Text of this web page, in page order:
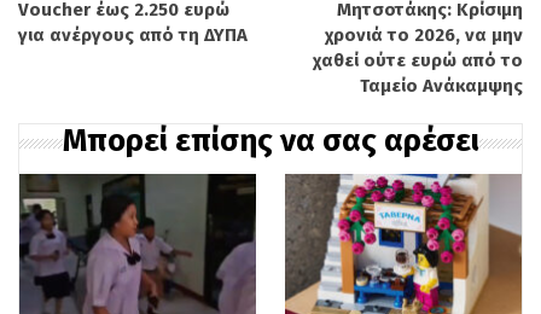
Το διάταγμα ακολουθεί απόφαση
ομοσπονδιακού Ανωτάτου
Δικαστηρίου το 2024, με την οποία
επιτράπηκε σε δήμους να θέτουν εκτός
νόμου κατασκηνώσεις αστέγων. Η
συλλογικότητα Εθνική Συμμαχία για τους
Άστεγους (National Coalition for the
Voucher έως 2.250 ευρώ
για ανέργους από τη ΔΥΠΑ
Μητσοτάκης: Κρίσιμη
χρονιά το 2026, να μην
χαθεί ούτε ευρώ από το
Ταμείο Ανάκαμψης
Μπορεί επίσης να σας αρέσει